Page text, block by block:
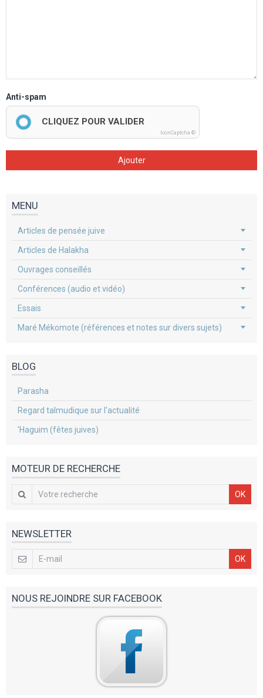
Anti-spam
CLIQUEZ POUR VALIDER
IconCaptcha ©
Ajouter
MENU
Articles de pensée juive
Articles de Halakha
Ouvrages conseillés
Conférences (audio et vidéo)
Essais
Maré Mékomote (références et notes sur divers sujets)
BLOG
Parasha
Regard talmudique sur l'actualité
'Haguim (fêtes juives)
MOTEUR DE RECHERCHE
OK
NEWSLETTER
OK
NOUS REJOINDRE SUR FACEBOOK